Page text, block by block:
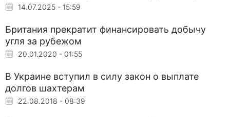
14.07.2025 - 15:59
Британия прекратит финансировать добычу
угля за рубежом
20.01.2020 - 01:55
В Украине вступил в силу закон о выплате
долгов шахтерам
22.08.2018 - 08:39